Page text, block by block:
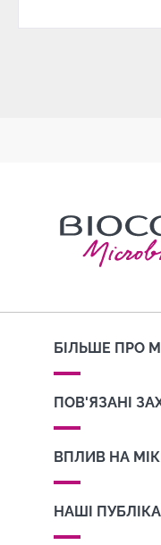
БІЛЬШЕ ПРО
ПОВ'ЯЗАНІ
ВПЛИВ НА
НАШІ